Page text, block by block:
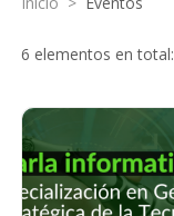
6 elementos en total: